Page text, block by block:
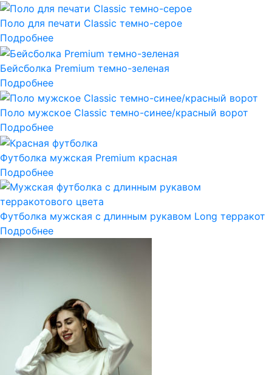
Поло для печати Classic темно-серое
Подробнее
Бейсболка Premium темно-зеленая
Подробнее
Поло мужское Classic темно-синее/красный ворот
Подробнее
Футболка мужская Premium красная
Подробнее
Футболка мужская с длинным рукавом Long терракот
Подробнее